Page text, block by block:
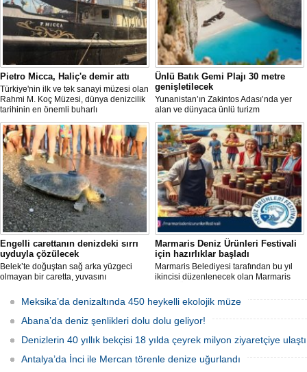
Pietro Micca, Haliç'e demir attı
Türkiye'nin ilk ve tek sanayi müzesi olan
Rahmi M. Koç Müzesi, dünya denizcilik
tarihinin en önemli buharlı
römorkörlerinden biri olarak kabul
edilen Pietro Micca'yı koleksiyonuna
kazandırdı.
Ünlü Batık Gemi Plajı 30 metre
genişletilecek
Yunanistan’ın Zakintos Adası’nda yer
alan ve dünyaca ünlü turizm
noktalarından biri olan Navagio Plajı'nın
yaklaşık 30 metre genişletilmesi
planlanıyor.
Engelli carettanın denizdeki sırrı
uyduyla çözülecek
Belek’te doğuştan sağ arka yüzgeci
olmayan bir caretta, yuvasını
üzerine bıraktı. "DOA" adı verilen deniz
kaplumbağasına ilk kez uydu izleme
cihazı takıldı ve denize uğurlandı.
Marmaris Deniz Ürünleri Festivali
için hazırlıklar başladı
Marmaris Belediyesi tarafından bu yıl
ikincisi düzenlenecek olan Marmaris
tarihleri arasında Selimiye
Mahallesi'nde gerçekleştirilecek.
Festivalde deniz ürünleri, yöresel
lezzetler ve kentin kıyı kültürü ön plana
çıkarılacak.
Meksika’da denizaltında 450 heykelli ekolojik müze
Abana’da deniz şenlikleri dolu dolu geliyor!
Denizlerin 40 yıllık bekçisi 18 yılda çeyrek milyon ziyaretçiye ulaştı
Antalya’da İnci ile Mercan törenle denize uğurlandı